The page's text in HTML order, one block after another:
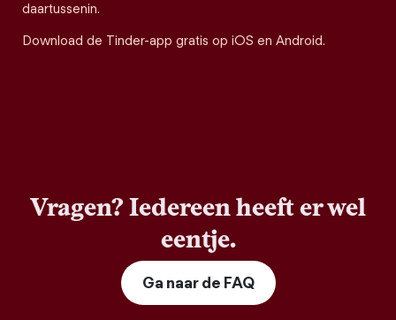
daartussenin.
Download de Tinder-app gratis op iOS en Android.
Vragen? Iedereen heeft er wel
eentje.
Ga naar de FAQ